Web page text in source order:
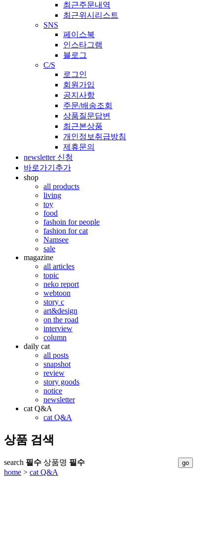
최근주문내역
최근위시리스트
SNS
페이스북
인스타그램
블로그
C/S
로그인
회원가입
공지사항
주문/배송조회
상품질문답변
최근본상품
개인정보취급방침
제휴문의
newsletter 신청
바로가기추가
shop
all products
living
toy
food
fashoin for people
fashion for cat
Namsee
sale
magazine
all articles
topic
neko report
webtoon
story c
art&design
on the road
interview
column
daily cat
all posts
snapshot
review
story goods
notice
newsletter
cat Q&A
cat Q&A
상품 검색
search 필수 상품명 필수
home > cat Q&A